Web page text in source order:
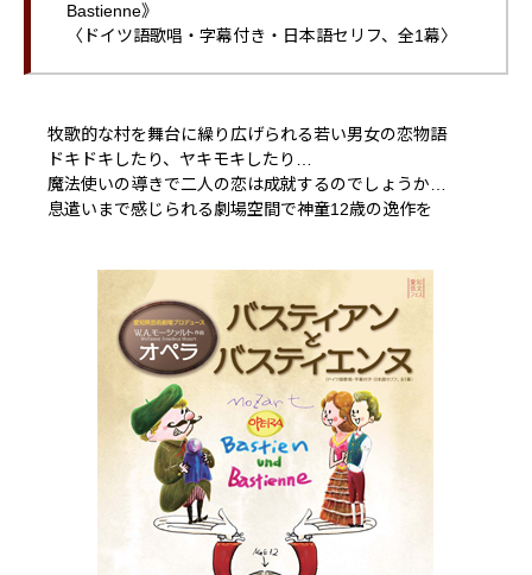
Bastienne》
〈ドイツ語歌唱・字幕付き・日本語セリフ、全1幕〉
牧歌的な村を舞台に繰り広げられる若い男女の恋物語
ドキドキしたり、ヤキモキしたり…
魔法使いの導きで二人の恋は成就するのでしょうか…
息遣いまで感じられる劇場空間で神童12歳の逸作を